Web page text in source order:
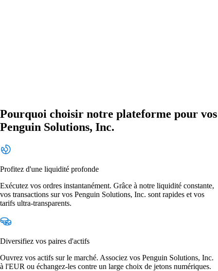
Pourquoi choisir notre plateforme pour vos
Penguin Solutions, Inc.
Profitez d'une liquidité profonde
Exécutez vos ordres instantanément. Grâce à notre liquidité constante,
vos transactions sur vos Penguin Solutions, Inc. sont rapides et vos
tarifs ultra-transparents.
Diversifiez vos paires d'actifs
Ouvrez vos actifs sur le marché. Associez vos Penguin Solutions, Inc.
à l'EUR ou échangez-les contre un large choix de jetons numériques.